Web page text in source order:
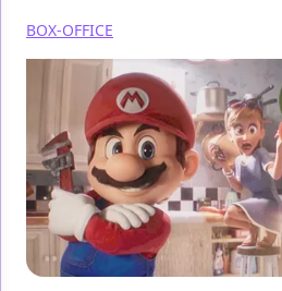
BOX-OFFICE